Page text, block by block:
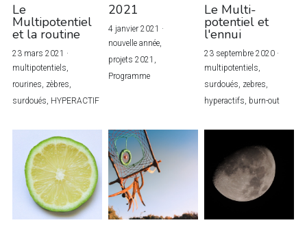
Le
Multipotentiel
et la routine
23 mars 2021 ·
multipotentiels,
rourines, zèbres,
surdoués, HYPERACTIF
2021
4 janvier 2021 ·
nouvelle année,
projets 2021,
Programme
Le Multi-
potentiel et
l'ennui
23 septembre 2020·
multipotentiels,
surdoués, zebres,
hyperactifs, burn-out